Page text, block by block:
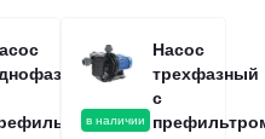
в наличии
Насос
трехфазный
с